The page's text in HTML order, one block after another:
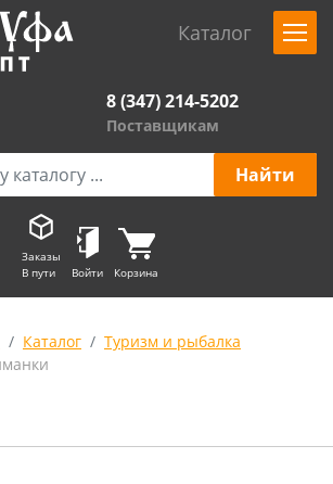
Каталог
8 (347) 214-5202
Поставщикам
Заказы
В пути
Войти Корзина
Каталог
Туризм и рыбалка